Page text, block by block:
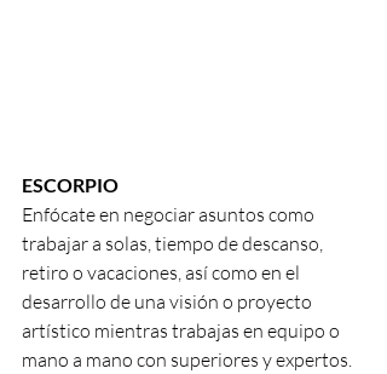
ESCORPIO
Enfócate en negociar asuntos como
trabajar a solas, tiempo de descanso,
retiro o vacaciones, así como en el
desarrollo de una visión o proyecto
artístico mientras trabajas en equipo o
mano a mano con superiores y expertos.